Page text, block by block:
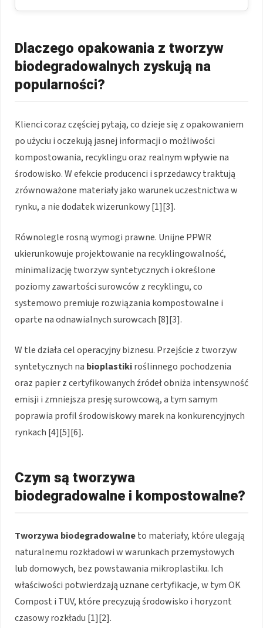
Dlaczego opakowania z tworzyw
biodegradowalnych zyskują na
popularności?
Klienci coraz częściej pytają, co dzieje się z opakowaniem
po użyciu i oczekują jasnej informacji o możliwości
kompostowania, recyklingu oraz realnym wpływie na
środowisko. W efekcie producenci i sprzedawcy traktują
zrównoważone materiały jako warunek uczestnictwa w
rynku, a nie dodatek wizerunkowy [1][3].
Równolegle rosną wymogi prawne. Unijne PPWR
ukierunkowuje projektowanie na recyklingowalność,
minimalizację tworzyw syntetycznych i określone
poziomy zawartości surowców z recyklingu, co
systemowo premiuje rozwiązania kompostowalne i
oparte na odnawialnych surowcach [8][3].
W tle działa cel operacyjny biznesu. Przejście z tworzyw
syntetycznych na bioplastikiroślinnego pochodzenia
oraz papier z certyfikowanych źródeł obniża intensywność
emisji i zmniejsza presję surowcową, a tym samym
poprawia profil środowiskowy marek na konkurencyjnych
rynkach [4][5][6].
Czym są tworzywa
biodegradowalne i kompostowalne?
Tworzywa biodegradowalneto materiały, które ulegają
naturalnemu rozkładowi w warunkach przemysłowych
lub domowych, bez powstawania mikroplastiku. Ich
właściwości potwierdzają uznane certyfikacje, w tym OK
Compost i TUV, które precyzują środowisko i horyzont
czasowy rozkładu [1][2].